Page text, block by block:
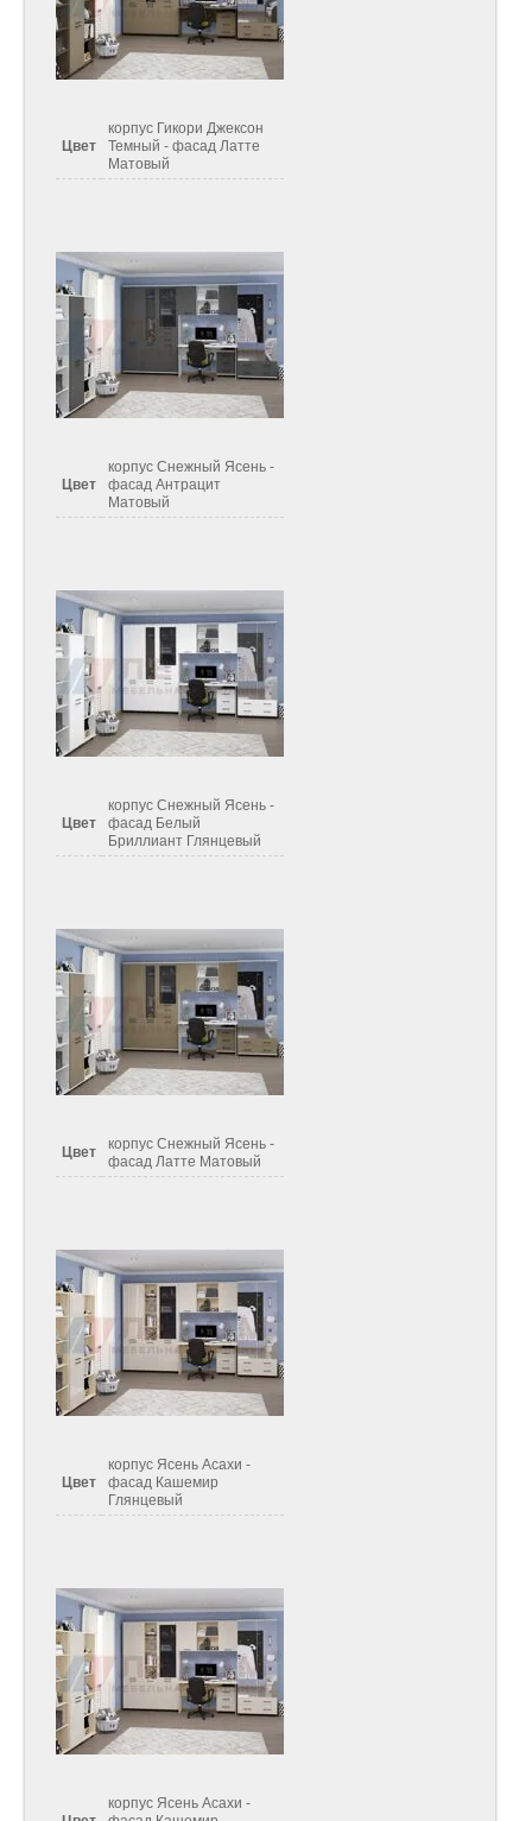
Цвет
корпус Гикори Джексон
Темный - фасад Латте
Матовый
Цвет
корпус Снежный Ясень -
фасад Антрацит
Матовый
Цвет
корпус Снежный Ясень -
фасад Белый
Бриллиант Глянцевый
Цвет
корпус Снежный Ясень -
фасад Латте Матовый
Цвет
корпус Ясень Асахи -
фасад Кашемир
Глянцевый
корпус Ясень Асахи -